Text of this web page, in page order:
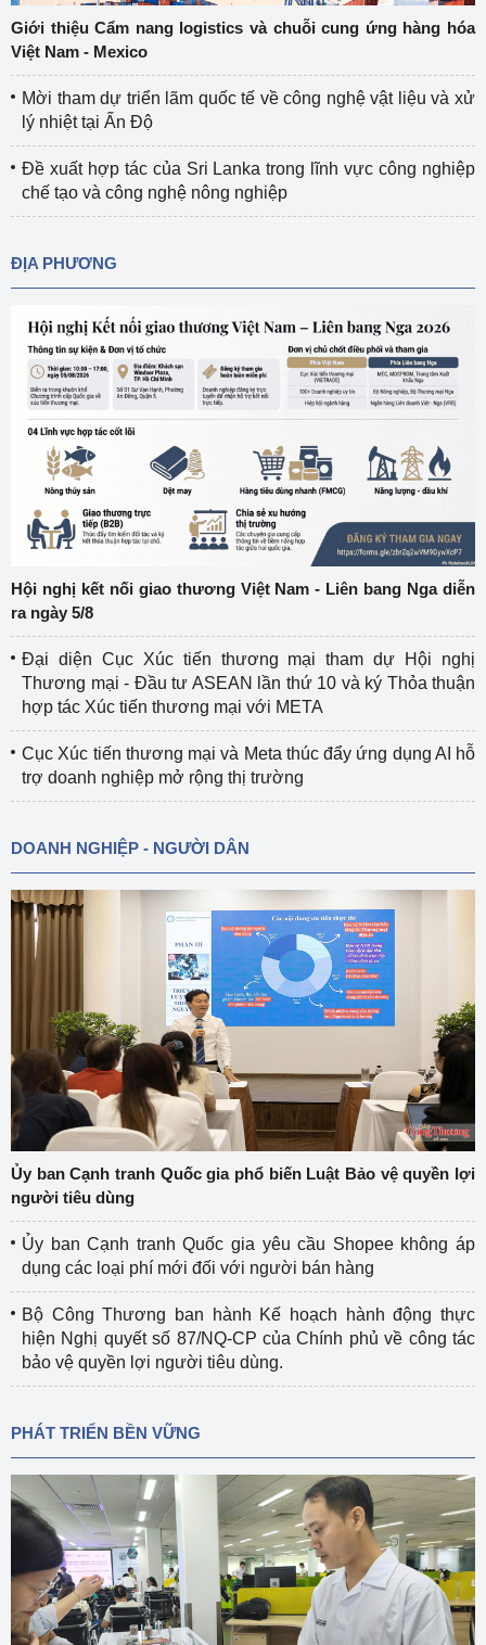
Giới thiệu Cẩm nang logistics và chuỗi cung ứng hàng hóa
Việt Nam - Mexico
Mời tham dự triển lãm quốc tế về công nghệ vật liệu và xử
lý nhiệt tại Ấn Độ
Đề xuất hợp tác của Sri Lanka trong lĩnh vực công nghiệp
chế tạo và công nghệ nông nghiệp
ĐỊA PHƯƠNG
Hội nghị kết nối giao thương Việt Nam - Liên bang Nga diễn
ra ngày 5/8
Đại diện Cục Xúc tiến thương mại tham dự Hội nghị
Thương mại - Đầu tư ASEAN lần thứ 10 và ký Thỏa thuận
hợp tác Xúc tiến thương mại với META
Cục Xúc tiến thương mại và Meta thúc đẩy ứng dụng AI hỗ
trợ doanh nghiệp mở rộng thị trường
DOANH NGHIỆP - NGƯỜI DÂN
Ủy ban Cạnh tranh Quốc gia phổ biến Luật Bảo vệ quyền lợi
người tiêu dùng
Ủy ban Cạnh tranh Quốc gia yêu cầu Shopee không áp
dụng các loại phí mới đối với người bán hàng
Bộ Công Thương ban hành Kế hoạch hành động thực
hiện Nghị quyết số 87/NQ-CP của Chính phủ về công tác
bảo vệ quyền lợi người tiêu dùng.
PHÁT TRIỂN BỀN VỮNG